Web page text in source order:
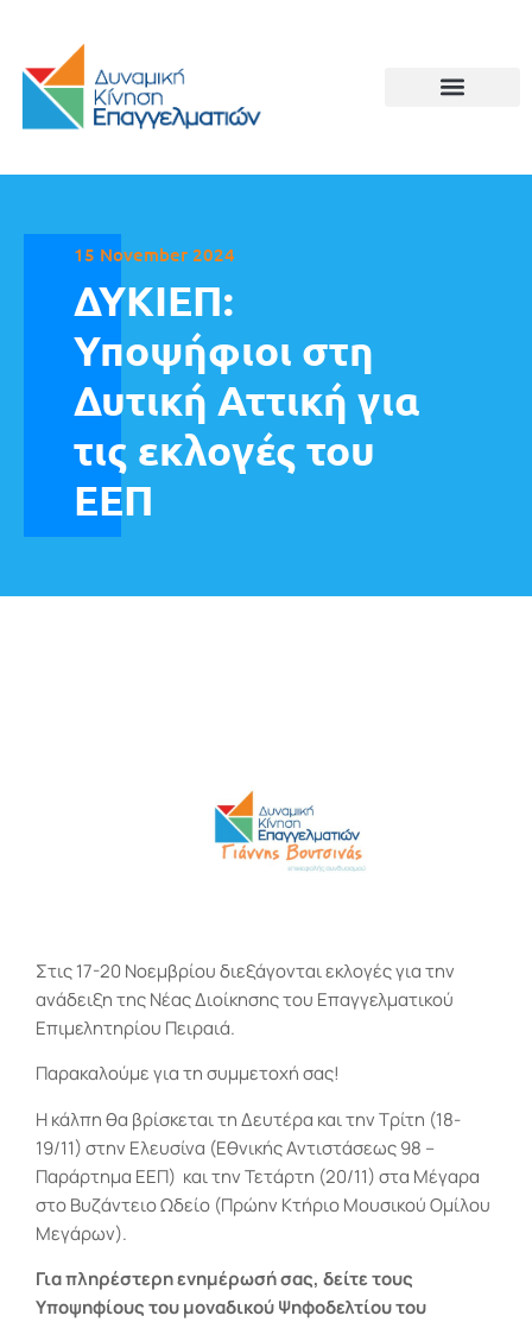
15 November 2024
ΔΥΚΙΕΠ:
Υποψήφιοι στη
Δυτική Αττική για
τις εκλογές του
ΕΕΠ
Στις 17-20 Νοεμβρίου διεξάγονται εκλογές για την
ανάδειξη της Νέας Διοίκησης του Επαγγελματικού
Επιμελητηρίου Πειραιά.
Παρακαλούμε για τη συμμετοχή σας!
Η κάλπη θα βρίσκεται τη Δευτέρα και την Τρίτη (18-
19/11) στην Ελευσίνα (Εθνικής Αντιστάσεως 98 –
Παράρτημα ΕΕΠ) και την Τετάρτη (20/11) στα Μέγαρα
στο Βυζάντειο Ωδείο (Πρώην Κτήριο Μουσικού Ομίλου
Μεγάρων).
Για πληρέστερη ενημέρωσή σας, δείτε τους
Υποψηφίους του μοναδικού Ψηφοδελτίου του